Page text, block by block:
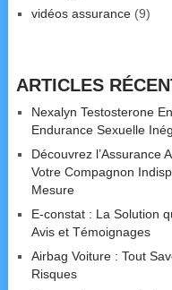
vidéos assurance(9)
ARTICLES
Nexalyn Testosterone
Endurance Sexuelle
Découvrez l’Assurance
Votre Compagnon
Mesure
E-constat : La Solution
Avis et Témoignages
Airbag Voiture : Tout
Risques